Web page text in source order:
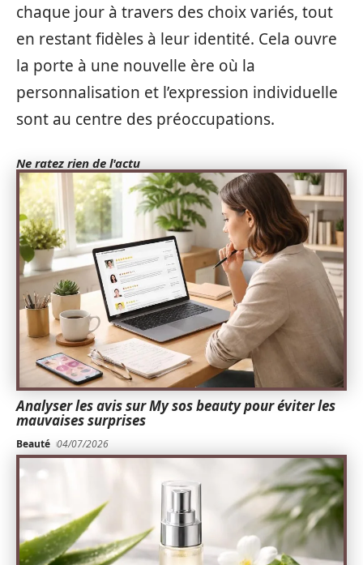
chaque jour à travers des choix variés, tout
en restant fidèles à leur identité. Cela ouvre
la porte à une nouvelle ère où la
personnalisation et l’expression individuelle
sont au centre des préoccupations.
Ne ratez rien de l'actu
Analyser les avis sur My sos beauty pour éviter les
mauvaises surprises
Beauté 04/07/2026